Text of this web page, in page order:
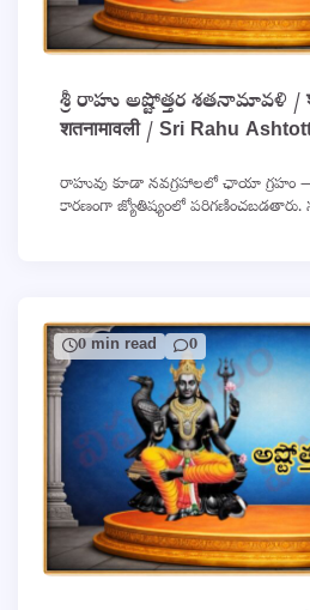
శ్రీ రాహు అష్టోత్తర శతనామావళి /
शतनामावली / Sri Rahu
రాహువు కూడా నవగ్రహాలలో ఛాయా గ్రహం —
కారణంగా జ్యోతిష్యంలో పరిగణించబడతారు.
0 min read 0